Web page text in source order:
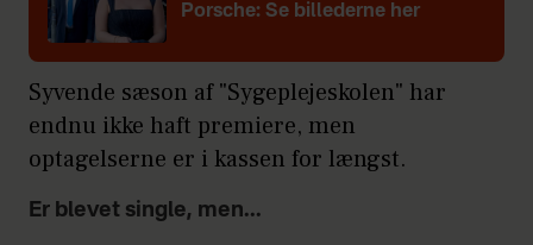
Porsche: Se billederne her
Syvende sæson af "Sygeplejeskolen" har
endnu ikke haft premiere, men
optagelserne er i kassen for længst.
Er blevet single, men...